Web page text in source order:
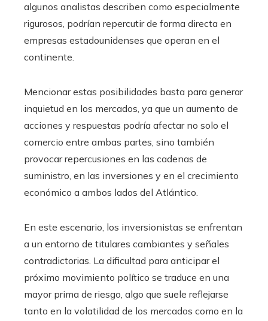
algunos analistas describen como especialmente
rigurosos, podrían repercutir de forma directa en
empresas estadounidenses que operan en el
continente.
Mencionar estas posibilidades basta para generar
inquietud en los mercados, ya que un aumento de
acciones y respuestas podría afectar no solo el
comercio entre ambas partes, sino también
provocar repercusiones en las cadenas de
suministro, en las inversiones y en el crecimiento
económico a ambos lados del Atlántico.
En este escenario, los inversionistas se enfrentan
a un entorno de titulares cambiantes y señales
contradictorias. La dificultad para anticipar el
próximo movimiento político se traduce en una
mayor prima de riesgo, algo que suele reflejarse
tanto en la volatilidad de los mercados como en la